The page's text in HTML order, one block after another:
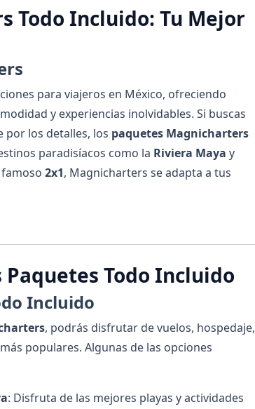
Todo Incluido: Tu Mejor
para viajeros en México, ofreciendo
y experiencias inolvidables. Si buscas
por los detalles, los paquetes Magnicharters
paradisíacos como la Riviera Maya y
2x1, Magnicharters se adapta a tus
Todo Incluido
Incluido
, podrás disfrutar de vuelos, hospedaje,
populares. Algunas de las opciones
: Disfruta de las mejores playas y actividades